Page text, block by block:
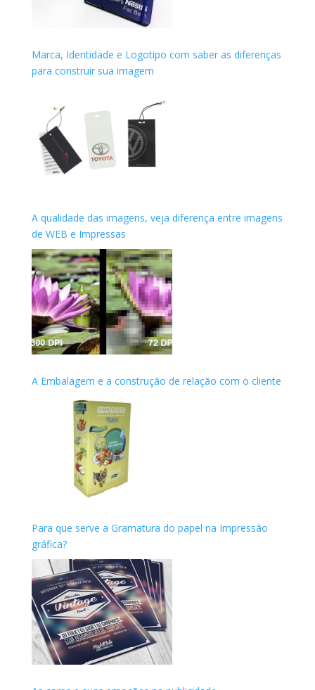
Marca, Identidade e Logotipo com saber as diferenças
para construir sua imagem
A qualidade das imagens, veja diferença entre imagens
de WEB e Impressas
A Embalagem e a construção de relação com o cliente
Para que serve a Gramatura do papel na Impressão
gráfica?